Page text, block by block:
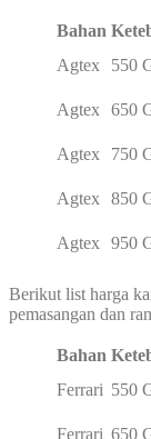
Bahan
Agtex
550
Agtex 650
Agtex
750
Agtex
850
Agtex
950
Berikut list harga
pemasangan dan
Bahan
Ferrari 550
Ferrari 650